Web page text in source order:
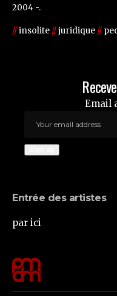
2004 -.
//insolite //juridique //
Email
Entrée des artistes
par ici